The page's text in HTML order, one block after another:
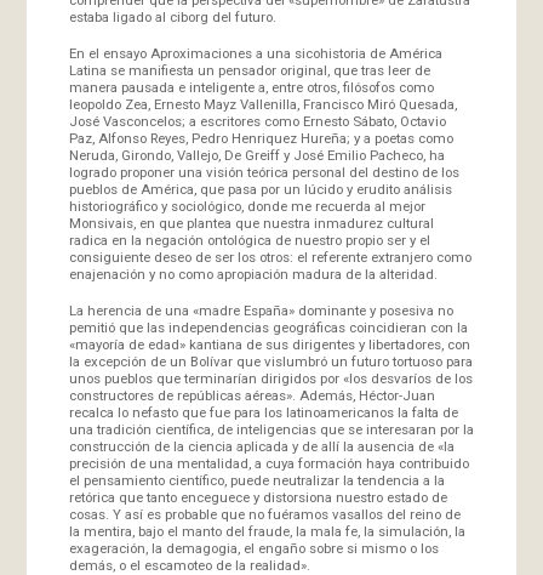
estaba ligado al ciborg del futuro.
En el ensayo Aproximaciones a una sicohistoria de América
Latina se manifiesta un pensador original, que tras leer de
manera pausada e inteligente a, entre otros, filósofos como
leopoldo Zea, Ernesto Mayz Vallenilla, Francisco Miró Quesada,
José Vasconcelos; a escritores como Ernesto Sábato, Octavio
Paz, Alfonso Reyes, Pedro Henriquez Hureña; y a poetas como
Neruda, Girondo, Vallejo, De Greiff y José Emilio Pacheco, ha
logrado proponer una visión teórica personal del destino de los
pueblos de América, que pasa por un lúcido y erudito análisis
historiográfico y sociológico, donde me recuerda al mejor
Monsivais, en que plantea que nuestra inmadurez cultural
radica en la negación ontológica de nuestro propio ser y el
consiguiente deseo de ser los otros: el referente extranjero como
enajenación y no como apropiación madura de la alteridad.
La herencia de una «madre España» dominante y posesiva no
pemitió que las independencias geográficas coincidieran con la
«mayoría de edad» kantiana de sus dirigentes y libertadores, con
la excepción de un Bolívar que vislumbró un futuro tortuoso para
unos pueblos que terminarían dirigidos por «los desvaríos de los
constructores de repúblicas aéreas». Además, Héctor-Juan
recalca lo nefasto que fue para los latinoamericanos la falta de
una tradición científica, de inteligencias que se interesaran por la
construcción de la ciencia aplicada y de allí la ausencia de «la
precisión de una mentalidad, a cuya formación haya contribuido
el pensamiento científico, puede neutralizar la tendencia a la
retórica que tanto enceguece y distorsiona nuestro estado de
cosas. Y así es probable que no fuéramos vasallos del reino de
la mentira, bajo el manto del fraude, la mala fe, la simulación, la
exageración, la demagogia, el engaño sobre si mismo o los
demás, o el escamoteo de la realidad».